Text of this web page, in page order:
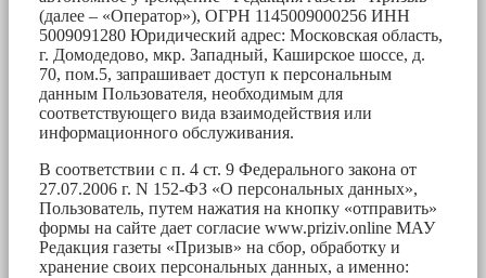
(далее – «Оператор»), ОГРН 1145009000256 ИНН
5009091280 Юридический адрес: Московская область,
г. Домодедово, мкр. Западный, Каширское шоссе, д.
70, пом.5, запрашивает доступ к персональным
данным Пользователя, необходимым для
соответствующего вида взаимодействия или
информационного обслуживания.
В соответствии с п. 4 ст. 9 Федерального закона от
27.07.2006 г. N 152-ФЗ «О персональных данных»,
Пользователь, путем нажатия на кнопку «отправить»
формы на сайте дает согласие www.priziv.online МАУ
Редакция газеты «Призыв» на сбор, обработку и
хранение своих персональных данных, а именно: